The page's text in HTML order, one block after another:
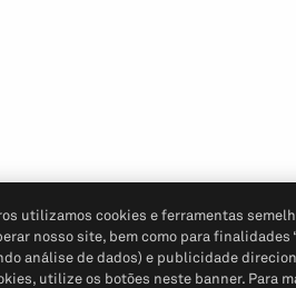
utilizamos cookies e ferramentas
nosso site, bem como para
análise de dados) e publicidade
utilize os botões neste banner. Para